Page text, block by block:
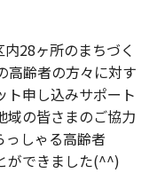
28ヶ所のまちづく
高齢者の方々に対す
ト申し込みサポート
域の皆さまのご協力
っしゃる高齢者
ができました(^^)